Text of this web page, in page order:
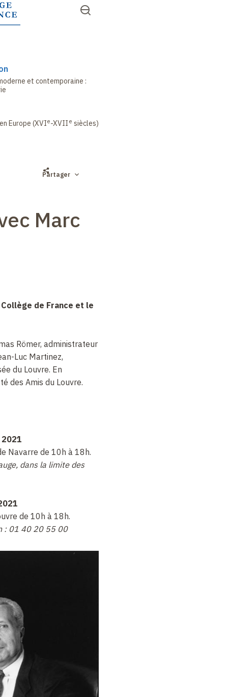
Aller
au
RECHERCHER
Ouvrir
et contemporaine :
Europe (XVIe-XVII e siècles)
Partager
Marc
de France et le
Römer, administrateur
Luc Martinez,
du Louvre. En
des Amis du Louvre.
Navarre de 10h à 18h.
dans la limite des
de 10h à 18h.
: 01 40 20 55 00